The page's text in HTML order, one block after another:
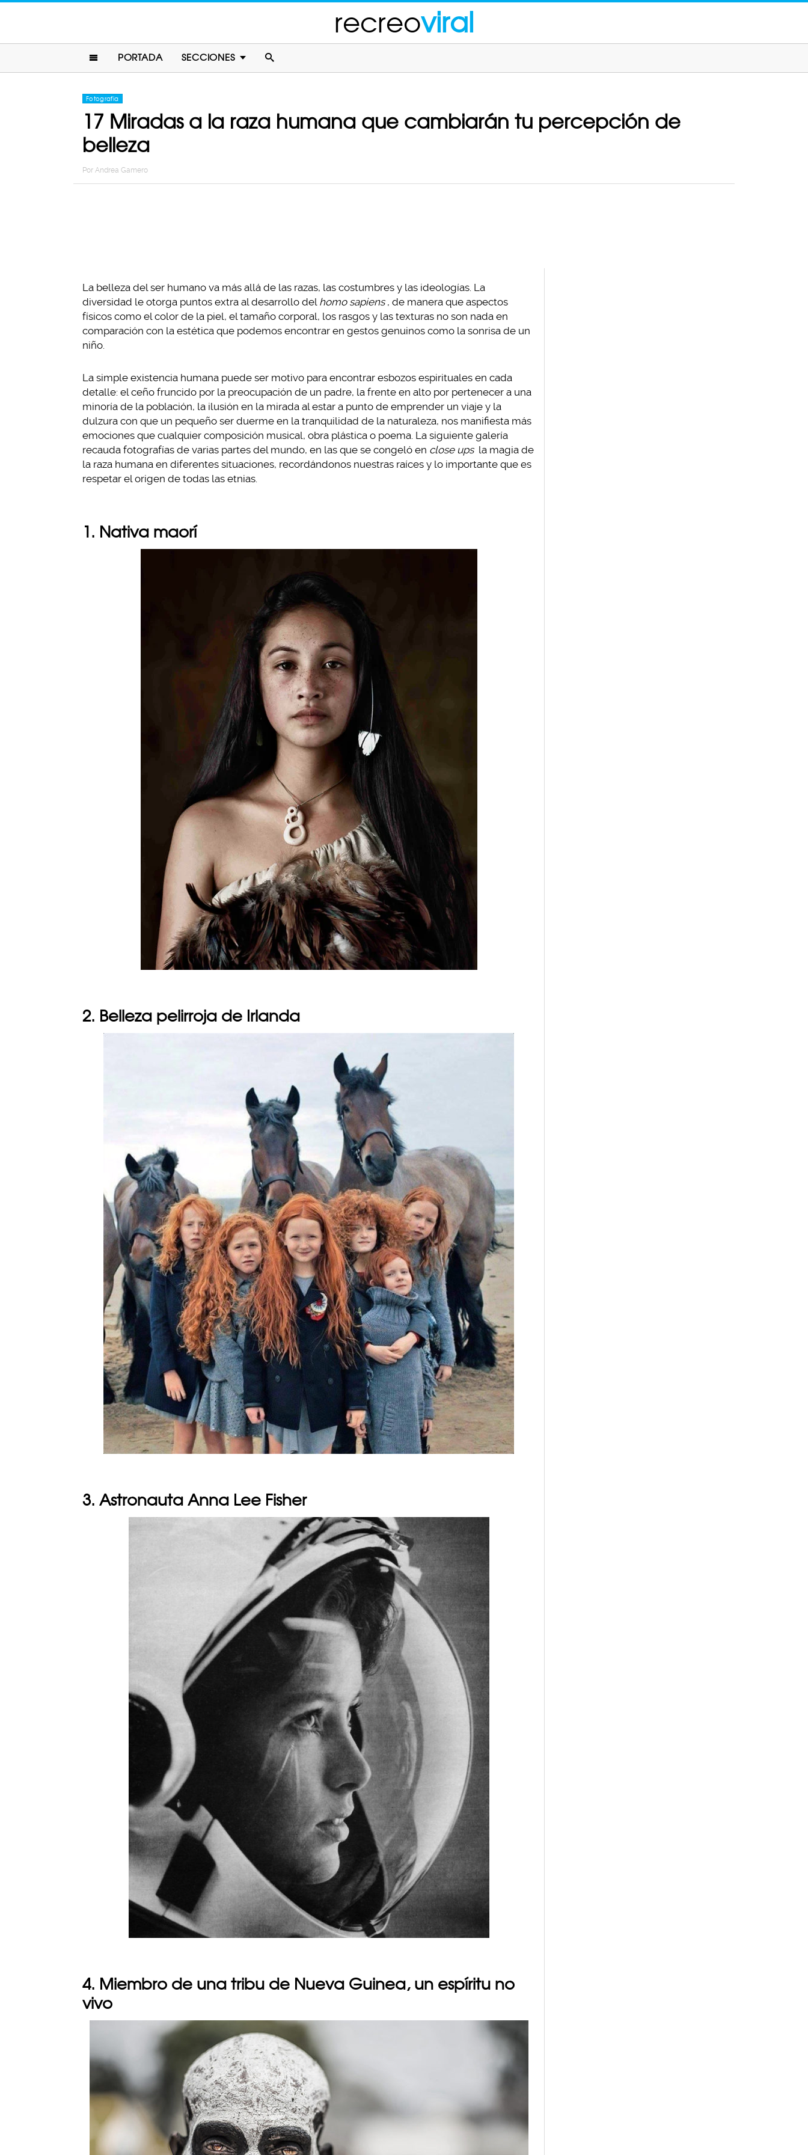
recreoviral
PORTADA SECCIONES
Fotografia
17 Miradas a la raza humana que cambiarán tu percepción de
belleza
Por Andrea Gamero
La belleza del ser humano va más allá de las razas, las costumbres y las ideologías. La
diversidad le otorga puntos extra al desarrollo del homo sapiens , de manera que aspectos
físicos como el color de la piel, el tamaño corporal, los rasgos y las texturas no son nada en
comparación con la estética que podemos encontrar en gestos genuinos como la sonrisa de un
niño.
La simple existencia humana puede ser motivo para encontrar esbozos espirituales en cada
detalle: el ceño fruncido por la preocupación de un padre, la frente en alto por pertenecer a una
minoría de la población, la ilusión en la mirada al estar a punto de emprender un viaje y la
dulzura con que un pequeño ser duerme en la tranquilidad de la naturaleza, nos manifiesta más
emociones que cualquier composición musical, obra plástica o poema. La siguiente galería
recauda fotografías de varias partes del mundo, en las que se congeló en close ups la magia de
la raza humana en diferentes situaciones, recordándonos nuestras raíces y lo importante que es
respetar el origen de todas las etnias.
1. Nativa maorí
2. Belleza pelirroja de Irlanda
3. Astronauta Anna Lee Fisher
4. Miembro de una tribu de Nueva Guinea, un espíritu no
vivo